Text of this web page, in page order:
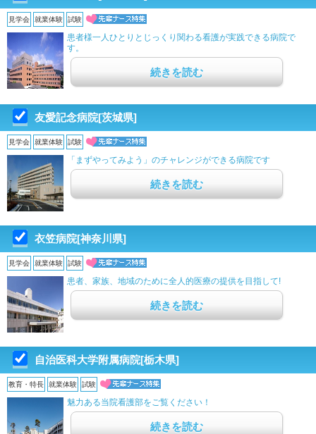
見学会 就業体験 試験
患者様一人ひとりとじっくり関わる看護が実践できる病院で
す。
続きを読む
友愛記念病院[茨城県]
見学会 就業体験 試験
「まずやってみよう」のチャレンジができる病院です
続きを読む
衣笠病院[神奈川県]
見学会 就業体験 試験
患者、家族、地域のために全人的医療の提供を目指して!
続きを読む
自治医科大学附属病院[栃木県]
教育・特長 就業体験 試験
魅力ある当院看護部をご覧ください！
続きを読む